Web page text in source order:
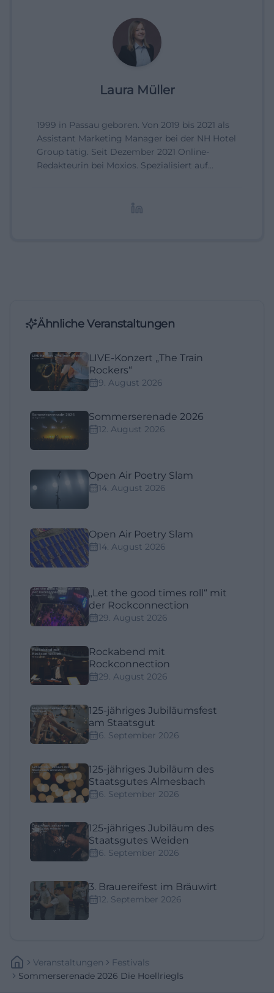
Laura Müller
1999 in Passau geboren. Von 2019 bis 2021 als
Assistant Marketing Manager bei der NH Hotel
Group tätig. Seit Dezember 2021 Online-
Redakteurin bei Moxios. Spezialisiert auf
Ähnliche Veranstaltungen
LIVE-Konzert „The Train
Rockers“
9. August 2026
Sommerserenade 2026
12. August 2026
Open Air Poetry Slam
14. August 2026
Open Air Poetry Slam
14. August 2026
„Let the good times roll“ mit
der Rockconnection
29. August 2026
Rockabend mit
Rockconnection
29. August 2026
125-jähriges Jubiläumsfest
am Staatsgut
6. September 2026
125-jähriges Jubiläum des
Staatsgutes Almesbach
6. September 2026
125-jähriges Jubiläum des
Staatsgutes Weiden
6. September 2026
3. Brauereifest im Bräuwirt
12. September 2026
Veranstaltungen
Festivals
Sommerserenade 2026 Die Hoellriegls